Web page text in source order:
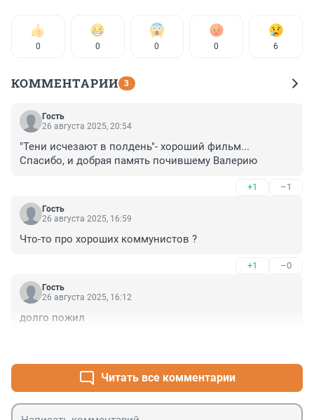
0 0 0 0 6
КОММЕНТАРИИ 3
Гость
26 августа 2025, 20:54
"Тени исчезают в полдень"- хороший фильм...
Спасибо, и добрая память почившему Валерию
+1 –1
Гость
26 августа 2025, 16:59
Что-то про хороших коммунистов ?
+1 –0
Гость
26 августа 2025, 16:12
долго пожил
Читать все комментарии